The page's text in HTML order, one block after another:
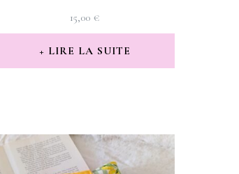
15,00 €
LIRE LA SUITE